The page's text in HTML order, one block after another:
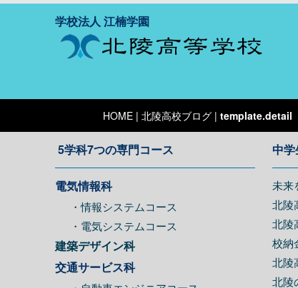
学校法人 江楠学園
HOME | 北陵高校ブログ |template.detail
5学科7つの専門コース
電気情報科
・情報システムコース
・電気システムコース
建築デザイン科
交通サービス科
中
未来
北陵
北陵
校納
北陵
北陵